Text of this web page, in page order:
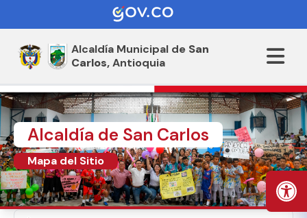
Alcaldía Municipal de San
Carlos,Antioquia
Alcaldía de San Carlos
Mapa del Sitio